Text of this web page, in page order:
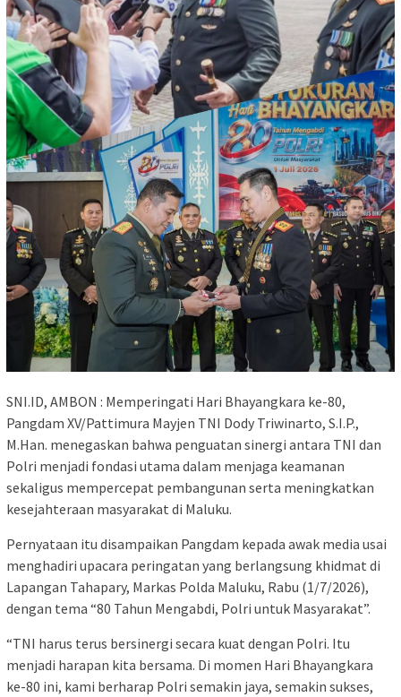
SNI.ID, AMBON : Memperingati Hari Bhayangkara ke-80,
Pangdam XV/Pattimura Mayjen TNI Dody Triwinarto, S.I.P.,
M.Han. menegaskan bahwa penguatan sinergi antara TNI dan
Polri menjadi fondasi utama dalam menjaga keamanan
sekaligus mempercepat pembangunan serta meningkatkan
kesejahteraan masyarakat di Maluku.
Pernyataan itu disampaikan Pangdam kepada awak media usai
menghadiri upacara peringatan yang berlangsung khidmat di
Lapangan Tahapary, Markas Polda Maluku, Rabu (1/7/2026),
dengan tema “80 Tahun Mengabdi, Polri untuk Masyarakat”.
“TNI harus terus bersinergi secara kuat dengan Polri. Itu
menjadi harapan kita bersama. Di momen Hari Bhayangkara
ke-80 ini, kami berharap Polri semakin jaya, semakin sukses,